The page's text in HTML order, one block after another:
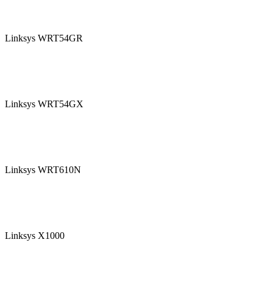
Linksys WRT54GR
Linksys WRT54GX
Linksys WRT610N
Linksys X1000